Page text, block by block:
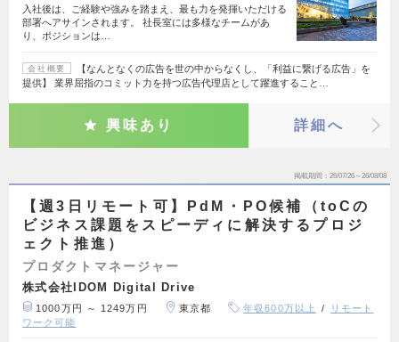
入社後は、ご経験や強みを踏まえ、最も力を発揮いただける
部署へアサインされます。 社長室には多様なチームがあ
り、ポジションは…
会社概要
【なんとなくの広告を世の中からなくし、「利益に繋げる広告」を
提供】 業界屈指のコミット力を持つ広告代理店として躍進すること…
興味あり 詳細へ
掲載期間 26/07/26～26/08/08
【週3日リモート可】PdM・PO候補（toCの
ビジネス課題をスピーディに解決するプロジ
ェクト推進）
プロダクトマネージャー
株式会社IDOM Digital Drive
1000万円 ～ 1249万円 東京都 年収600万以上
リモート
ワーク可能